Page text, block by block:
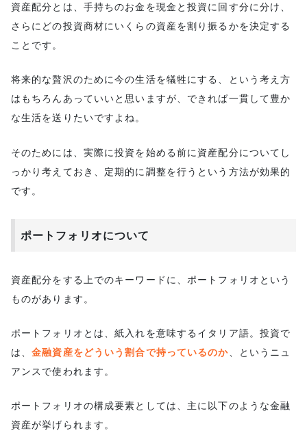
資産配分とは、手持ちのお金を現金と投資に回す分に分け、
さらにどの投資商材にいくらの資産を割り振るかを決定する
ことです。
将来的な贅沢のために今の生活を犠牲にする、という考え方
はもちろんあっていいと思いますが、できれば一貫して豊か
な生活を送りたいですよね。
そのためには、実際に投資を始める前に資産配分についてし
っかり考えておき、定期的に調整を行うという方法が効果的
です。
ポートフォリオについて
資産配分をする上でのキーワードに、ポートフォリオという
ものがあります。
ポートフォリオとは、紙入れを意味するイタリア語。投資で
は、金融資産をどういう割合で持っているのか 、というニュ
アンスで使われます。
ポートフォリオの構成要素としては、主に以下のような金融
資産が挙げられます。